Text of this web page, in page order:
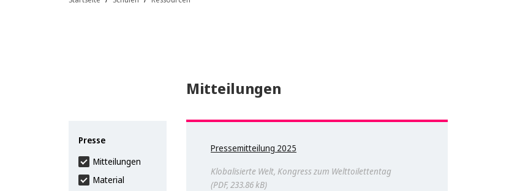
Presse
Mitteilungen
Material
Mitteilungen
Pressemitteilung 2025
Klobalisierte Welt, Kongress zum Welttoilettentag
PDF, 233.86 kB